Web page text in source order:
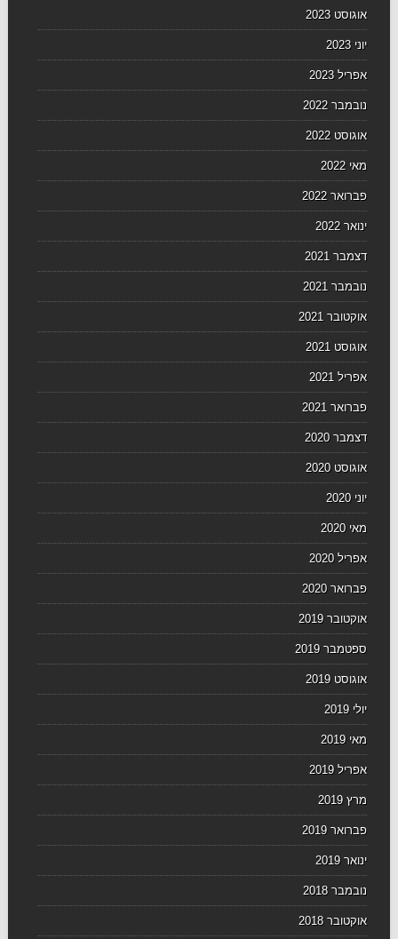
אוגוסט 2023
יוני 2023
אפריל 2023
נובמבר 2022
אוגוסט 2022
מאי 2022
פברואר 2022
ינואר 2022
דצמבר 2021
נובמבר 2021
אוקטובר 2021
אוגוסט 2021
אפריל 2021
פברואר 2021
דצמבר 2020
אוגוסט 2020
יוני 2020
מאי 2020
אפריל 2020
פברואר 2020
אוקטובר 2019
ספטמבר 2019
אוגוסט 2019
יולי 2019
מאי 2019
אפריל 2019
מרץ 2019
פברואר 2019
ינואר 2019
נובמבר 2018
אוקטובר 2018